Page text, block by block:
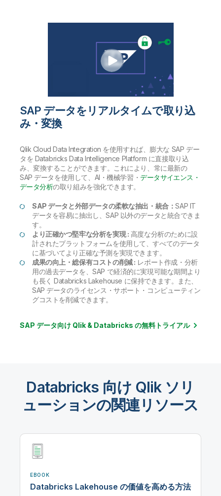
SAP データをリアルタイムで取り込
み・変換
Qlik Cloud Data Integration を使用すれば、膨大な SAP デー
タを Databricks Data Intelligence Platform に直接取り込
み、変換することができます。これにより、常に最新の
SAP データを使用して、AI・機械学習・データサイエンス・
データ分析の取り組みを強化できます。
SAP データと外部データの柔軟な抽出・統合：SAP IT
データを容易に抽出し、SAP 以外のデータと統合できま
す。
より正確かつ堅牢な分析を実現 : 高度な分析のために設
計されたプラットフォームを使用して、すべてのデータ
に基づいてより正確な予測を実現できます。
成果の向上・総保有コストの削減 : レポート作成・分析
用の過去データを、SAP で経済的に実現可能な期間より
も長く Databricks Lakehouse に保持できます。また、
SAP データのライセンス・サポート・コンピューティン
グコストを削減できます。
SAP データ向け Qlik & Databricks の無料トライアル
Databricks 向け Qlik ソリ
ューションの関連リソース
EBOOK
Databricks Lakehouse の価値を高める方法